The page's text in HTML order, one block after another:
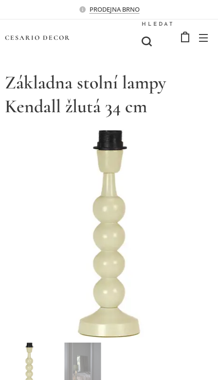
PRODEJNA BRNO
CESARIO DECOR
HLEDAT
Základna stolní lampy
Kendall žlutá 34 cm